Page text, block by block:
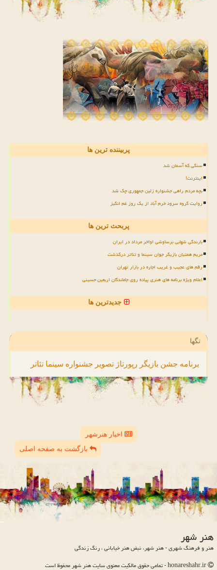
پربیننده ترین ها
سنگی که آسمان شد
اینترنت!
بچه مردم راهی جشنواره زلین جمهوری چک شد
روایت گروه سرود خرم آباد از یک روز غم انگیز
پربحث ترین ها
بارندگی شهابی برساوشی اواخر مرداد در ایران
مریم همتیان بازیگر جوان سینما و تئاتر درگذشت
رقم های عجیب و غریب اجاره در بازار تهران
اعلام ویژه برنامه های هنری پیاده روی جاماندگان اربعین حسینی
جدیدترین ها
تگها
برنامه جشن بازیگر رپورتاژ تصویر جشنواره سینما تئاتر
اخبار هنرشهر
بازگشت به صفحه اصلی
هنر شهر
هنر و فرهنگ شهری - هنر شهر، نبض هنر خیابانی ، رنگ زندگی